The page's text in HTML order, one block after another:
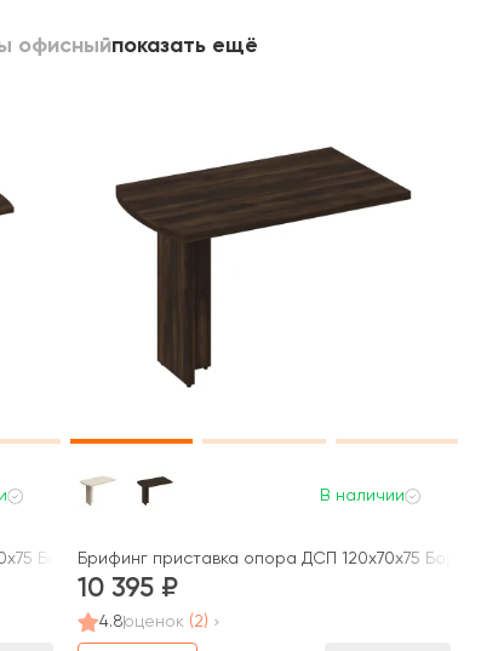
офисныйпоказать ещё
Борн
В наличии
Брифинг приставка опора ДСП 120x70x75 Борн
10 395
4.8оценок (2)